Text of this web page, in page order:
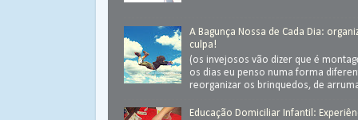
A Bagunça Nossa de Cada Dia:
culpa!
(os invejosos vão dizer que é
os dias eu penso numa forma
reorganizar os brinquedos, de
Educação Domiciliar Infantil: